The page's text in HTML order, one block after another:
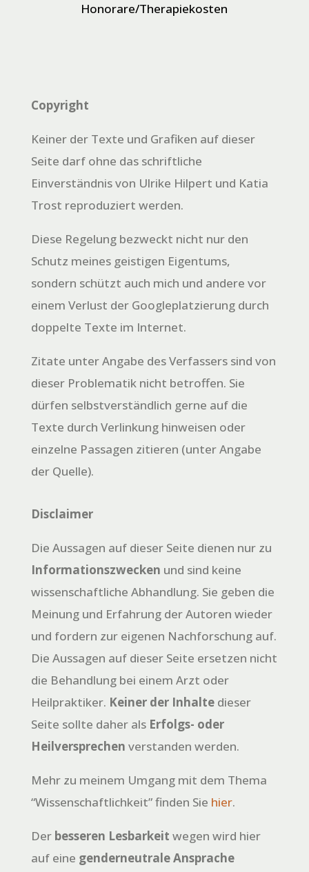
Honorare/Therapiekosten
Copyright
Keiner der Texte und Grafiken auf dieser
Seite darf ohne das schriftliche
Einverständnis von Ulrike Hilpert und Katia
Trost reproduziert werden.
Diese Regelung bezweckt nicht nur den
Schutz meines geistigen Eigentums,
sondern schützt auch mich und andere vor
einem Verlust der Googleplatzierung durch
doppelte Texte im Internet.
Zitate unter Angabe des Verfassers sind von
dieser Problematik nicht betroffen. Sie
dürfen selbstverständlich gerne auf die
Texte durch Verlinkung hinweisen oder
einzelne Passagen zitieren (unter Angabe
der Quelle).
Disclaimer
Die Aussagen auf dieser Seite dienen nur zu
Informationszwecken und sind keine
wissenschaftliche Abhandlung. Sie geben die
Meinung und Erfahrung der Autoren wieder
und fordern zur eigenen Nachforschung auf.
Die Aussagen auf dieser Seite ersetzen nicht
die Behandlung bei einem Arzt oder
Heilpraktiker. Keiner der Inhaltedieser
Seite sollte daher als Erfolgs- oder
Heilversprechen verstanden werden.
Mehr zu meinem Umgang mit dem Thema
“Wissenschaftlichkeit” finden Sie hier.
Der besseren Lesbarkeit wegen wird hier
auf eine genderneutrale Ansprache